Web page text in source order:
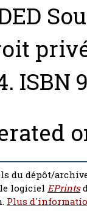
ISBN
du dépôt/
logiciel EPrints
Plus